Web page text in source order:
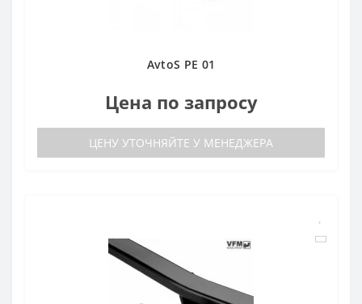
AvtoS PE 01
Цена по запросу
ЦЕНУ УТОЧНЯЙТЕ У МЕНЕДЖЕРА